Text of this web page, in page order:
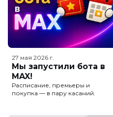
27 мая 2026 г.
Мы запустили бота в
MAX!
Расписание, премьеры и
покупка — в пару касаний.